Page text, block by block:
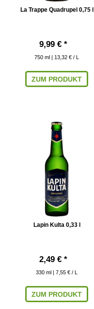
La Trappe Quadrupel 0,75 l
9,99 € *
750 ml | 13,32 € / L
ZUM PRODUKT
Lapin Kulta 0,33 l
2,49 € *
330 ml | 7,55 € / L
ZUM PRODUKT